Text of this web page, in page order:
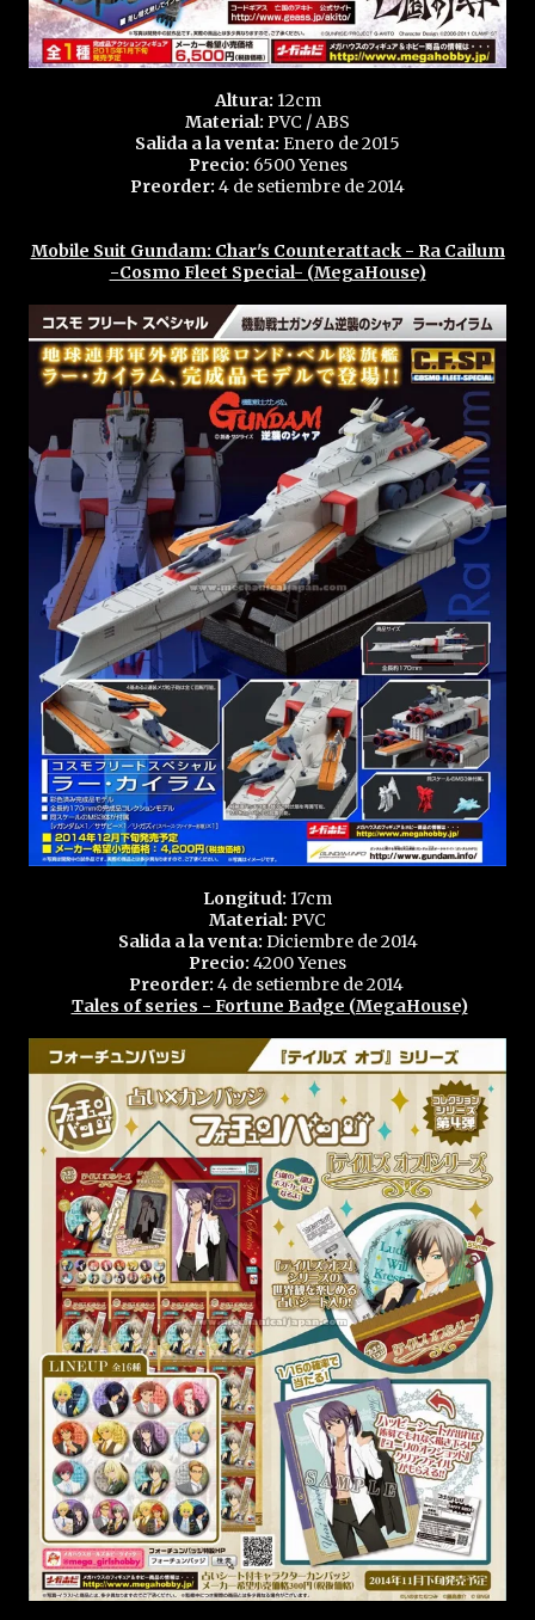
Altura: 12cm
Material: PVC / ABS
Salida a la venta: Enero de 2015
Precio: 6500 Yenes
Preorder: 4 de setiembre de 2014
Mobile Suit Gundam: Char's Counterattack - Ra Cailum
-Cosmo Fleet Special- (MegaHouse)
Longitud: 17cm
Material: PVC
Salida a la venta: Diciembre de 2014
Precio: 4200 Yenes
Preorder: 4 de setiembre de 2014
Tales of series - Fortune Badge (MegaHouse)